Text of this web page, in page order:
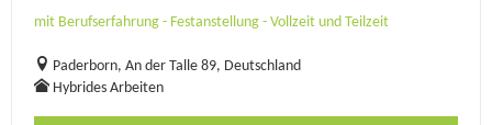
mit Berufserfahrung - Festanstellung - Vollzeit und Teilzeit
Paderborn, An der Talle 89, Deutschland
Hybrides Arbeiten